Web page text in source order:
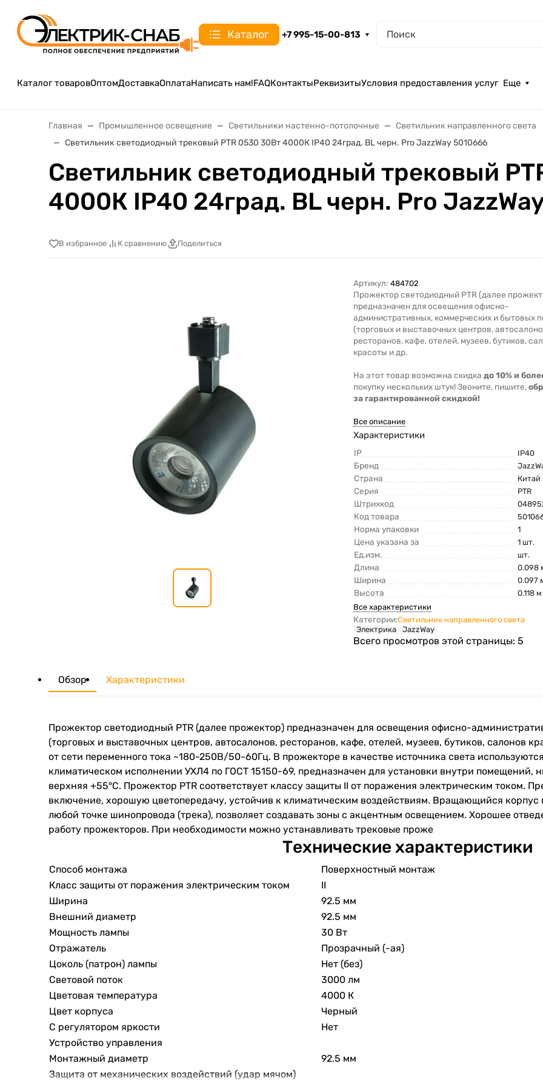
Каталог +7 995-15-00-813
Каталог товаровОптомДоставкаОплатаНаписать нам!FAQКонтактыРеквизитыУсловия предоставления услуг Еще
Главная Промышленное освещение Светильники настенно-потолочные
Светильник направленного света
Светильник светодиодный трековый PTR 0530 30Вт 4000К IP40 24град. BL черн. Pro JazzWay 5010666
Светильник светодиодный трековый
4000К IP40 24град. BL черн. Pro
В избранное К сравнению Поделиться
Артикул: 484702
Прожектор светодиодный PTR (далее
предназначен для освещения офисно-
административных, коммерческих и бытовых
(торговых и выставочных центров,
ресторанов, кафе, отелей, музеев, бутиков,
красоты и др.
На этот товар возможна скидкадо 10% и
покупку нескольких штук! Звоните, пишите,
за гарантированной скидкой!
Все описание
Характеристики
IP IP40
Бренд
Страна Китай
Серия PTR
Штрихкод
Код товара
Норма упаковки 1
Цена указана за 1 шт.
Ед.изм. шт.
Длина 0.098
Ширина 0.097
Высота
0.118 м
Все характеристики
Категории:Светильник направленного света
Электрика
JazzWay
Всего просмотров этой страницы:5
Обзор Характеристики
Прожектор светодиодный PTR (далее прожектор) предназначен для освещения офисно-
(торговых и выставочных центров, автосалонов, ресторанов, кафе, отелей, музеев, бутиков, салонов
от сети переменного тока ~180-250В/50-60Гц. В прожекторе в качестве источника света
климатическом исполнении УХЛ4 по ГОСТ 15150-69, предназначен для установки внутри помещений,
верхняя +55°C. Прожектор PTR соответствует классу защиты II от поражения электрическим током.
включение, хорошую цветопередачу, устойчив к климатическим воздействиям. Вращающийся корпус
любой точке шинопровода (трека), позволяет создавать зоны с акцентным освещением. Хорошее
работу прожекторов. При необходимости можно устанавливать трековые проже
Технические характеристики
Способ монтажа
Поверхностный монтаж
Класс защиты от поражения электрическим током
II
Ширина
92.5 мм
Внешний диаметр
92.5 мм
Мощность лампы
30 Вт
Отражатель
Прозрачный (-ая)
Цоколь (патрон) лампы
Нет (без)
Световой поток
3000 лм
Цветовая температура
4000 К
Цвет корпуса
Черный
С регулятором яркости
Нет
Устройство управления
Монтажный диаметр
92.5 мм
Защита от механических воздействий (удар мячом)